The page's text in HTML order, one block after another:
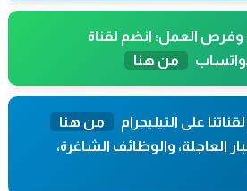
وفرص العمل؛ انضم لقناة
من هنا
على التيليجرام
من هنا
العاجلة، والوظائف الشاغرة،